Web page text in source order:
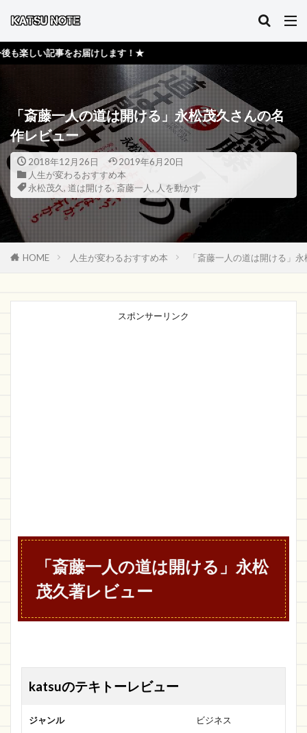
お届けします！★
「斎藤一人の道は開ける」永松茂久さんの名
作レビュー
2018年12月26日
2019年6月20日
人生が変わるおすすめ本
永松茂久, 道は開ける, 斎藤一人, 人を動かす
HOME 人生が変わるおすすめ本 「斎藤一人の道は開ける」
スポンサーリンク
「斎藤一人の道は開ける」永松
茂久著レビュー
katsuのテキトーレビュー
ジャンル ビジネス